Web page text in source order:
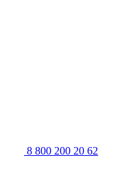
8 800 200 20 62